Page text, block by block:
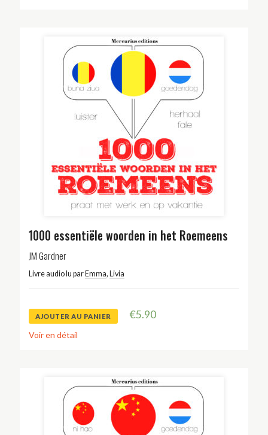
1000 essentiële woorden in het Roemeens
JM Gardner
Livre audio lu par Emma, Livia
AJOUTER AU PANIER €5.90
Voir en détail